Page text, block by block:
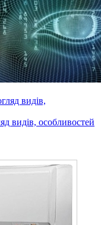
видів, особливостей